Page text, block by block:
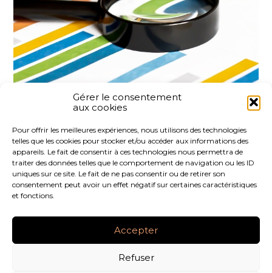
Gérer le consentement
aux cookies
Pour offrir les meilleures expériences, nous utilisons des technologies
telles que les cookies pour stocker et/ou accéder aux informations des
appareils. Le fait de consentir à ces technologies nous permettra de
traiter des données telles que le comportement de navigation ou les ID
uniques sur ce site. Le fait de ne pas consentir ou de retirer son
consentement peut avoir un effet négatif sur certaines caractéristiques
et fonctions.
Accepter
Refuser
FaceBook
TwitterLinkedIn
Footer
LE CABINET NOS SERVICES
NOS OUTILS
RECRUTEMENT